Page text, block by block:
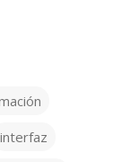
interfaz